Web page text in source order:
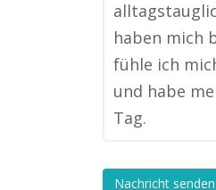
haben mich
fühle ich
und habe
Tag.
Nachricht senden